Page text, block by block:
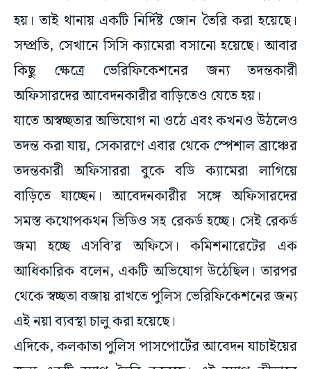
হয়। তাই থানায় একটি নির্দিষ্ট জোন তৈরি করা হয়েছে।
সম্প্রতি, সেখানে সিসি ক্যামেরা বসানো হয়েছে। আবার
কিছু ক্ষেত্রে ভেরিফিকেশনের জন্য তদন্তকারী
অফিসারদের আবেদনকারীর বাড়িতেও যেতে হয়।
যাতে অস্বচ্ছতার অভিযোগ না ওঠে এবং কখনও উঠলেও
তদন্ত করা যায়, সেকারণে এবার থেকে স্পেশাল ব্রাঞ্চের
তদন্তকারী অফিসাররা বুকে বডি ক্যামেরা লাগিয়ে
বাড়িতে যাচ্ছেন। আবেদনকারীর সঙ্গে অফিসারদের
সমস্ত কথোপকথন ভিডিও সহ রেকর্ড হচ্ছে। সেই রেকর্ড
জমা হচ্ছে এসবি’র অফিসে। কমিশনারেটের এক
আধিকারিক বলেন, একটি অভিযোগ উঠেছিল। তারপর
থেকে স্বচ্ছতা বজায় রাখতে পুলিস ভেরিফিকেশনের জন্য
এই নয়া ব্যবস্থা চালু করা হয়েছে।
এদিকে, কলকাতা পুলিস পাসপোর্টের আবেদন যাচাইয়ের